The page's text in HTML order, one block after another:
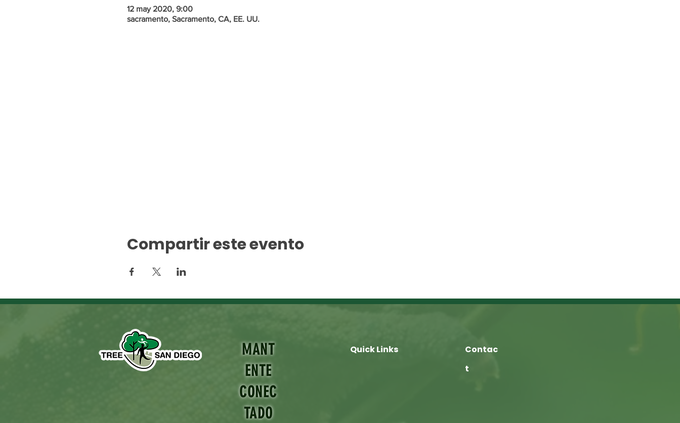
12 may 2020, 9:00
sacramento, Sacramento, CA, EE. UU.
Compartir este evento
MANT
ENTE
CONEC
TADO
Quick Links
Contac
t